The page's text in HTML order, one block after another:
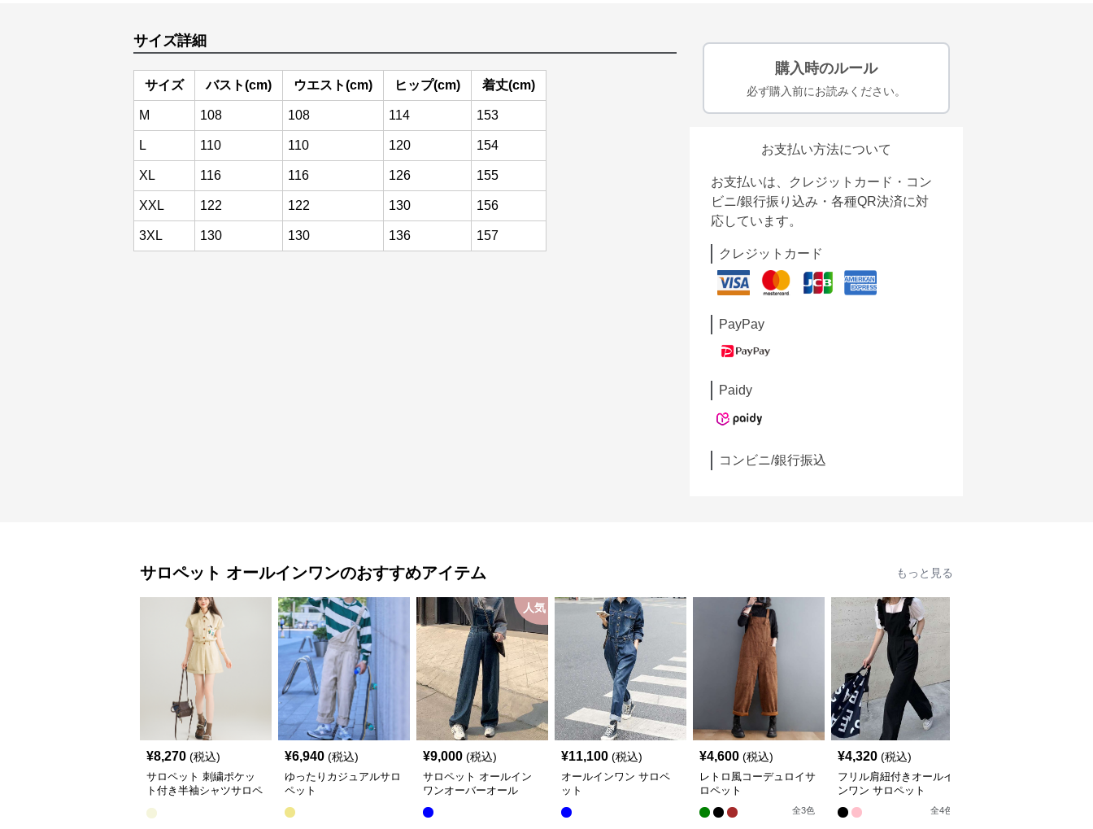
サイズ詳細
サイズ バスト(cm) ウエスト(cm) ヒップ(cm) 着丈(cm)
M 108 108 114 153
L 110 110 120 154
XL 116 116 126 155
XXL 122 122 130 156
3XL 130 130 136 157
購入時のルール
必ず購入前にお読みください。
お支払い方法について
お支払いは、クレジットカード・コン
ビニ/銀行振り込み・各種QR決済に対
応しています。
クレジットカード
PayPay
Paidy
コンビニ/銀行振込
サロペット オールインワンのおすすめアイテム もっと見る
¥8,270 (税込)
サロペット 刺繍ポケッ
ト付き半袖シャツサロペ
¥6,940 (税込)
ゆったりカジュアルサロ
ペット
人気
¥9,000 (税込)
サロペット オールイン
ワンオーバーオール
¥11,100 (税込)
オールインワン サロペ
ット
¥4,600 (税込)
レトロ風コーデュロイサ
ロペット
全3色
¥4,320 (税込)
フリル肩紐付きオールイ
ンワン サロペット
全4色